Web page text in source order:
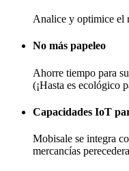
Analice y optimice el
No más papeleo
Ahorre tiempo para
(¡Hasta es ecológico
Capacidades IoT
Mobisale se integra
mercancías